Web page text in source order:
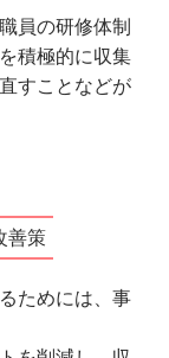
員の研修体制
積極的に収集
すことなどが
善策
ためには、事